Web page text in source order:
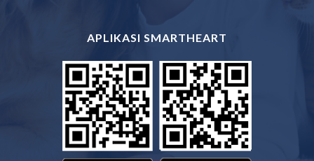
APLIKASI SMARTHEART